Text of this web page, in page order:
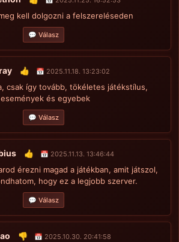
kell dolgozni a felszereléseden
💬 Válasz
👍 📅 2025.11.18. 13:23:02
csak így tovább, tökéletes játékstílus,
események és egyebek
💬 Válasz
👍 📅 2025.11.13. 13:46:44
érezni magad a játékban, amit játszol,
hogy ez a legjobb szerver.
💬 Válasz
👎 📅 2025.10.30. 20:41:58